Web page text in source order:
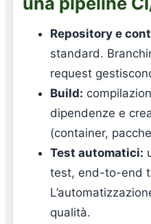
Repository e
standard.
request
Build:
dipendenze e
(container,
Test automatici:
test, end-to-end
qualità.